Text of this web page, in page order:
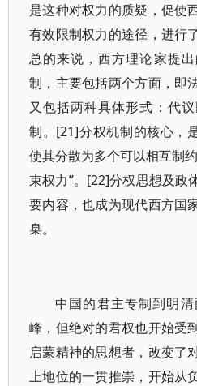
是这种对权力的质疑，促使
有效限制权力的途径，进行
总的来说，西方理论家提
制，主要包括两个方面，即
又包括两种具体形式：代
制。[21]分权机制的核心，
使其分散为多个可以相互制
束权力”。[22]分权思想及政
要内容，也成为现代西方国
臬。
中国的君主专制到明
峰，但绝对的君权也开始受
启蒙精神的思想者，改变了
上地位的一贯推崇，开始从